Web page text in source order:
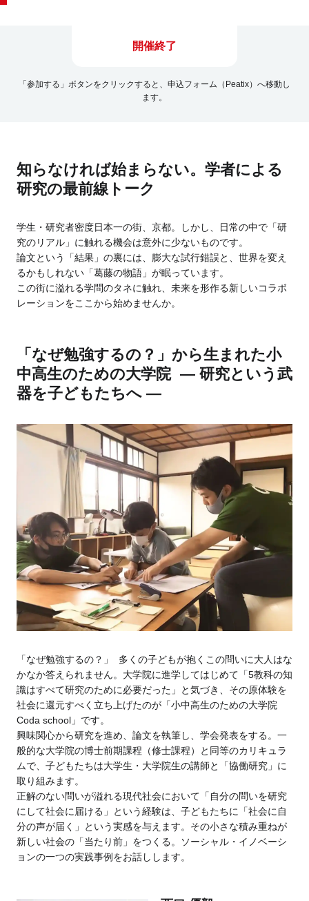
開催終了
「参加する」ボタンをクリックすると、申込フォーム（Peatix）へ移動し
ます。
知らなければ始まらない。学者による
研究の最前線トーク
学生・研究者密度日本一の街、京都。しかし、日常の中で「研
究のリアル」に触れる機会は意外に少ないものです。
論文という「結果」の裏には、膨大な試行錯誤と、世界を変え
るかもしれない「葛藤の物語」が眠っています。
この街に溢れる学問のタネに触れ、未来を形作る新しいコラボ
レーションをここから始めませんか。
「なぜ勉強するの？」から生まれた小
中高生のための大学院 ― 研究という武
器を子どもたちへ ―
「なぜ勉強するの？」 多くの子どもが抱くこの問いに大人はな
かなか答えられません。大学院に進学してはじめて「5教科の知
識はすべて研究のために必要だった」と気づき、その原体験を
社会に還元すべく立ち上げたのが「小中高生のための大学院
Coda school」です。
興味関心から研究を進め、論文を執筆し、学会発表をする。一
般的な大学院の博士前期課程（修士課程）と同等のカリキュラ
ムで、子どもたちは大学生・大学院生の講師と「協働研究」に
取り組みます。
正解のない問いが溢れる現代社会において「自分の問いを研究
にして社会に届ける」という経験は、子どもたちに「社会に自
分の声が届く」という実感を与えます。その小さな積み重ねが
新しい社会の「当たり前」をつくる。ソーシャル・イノベーシ
ョンの一つの実践事例をお話しします。